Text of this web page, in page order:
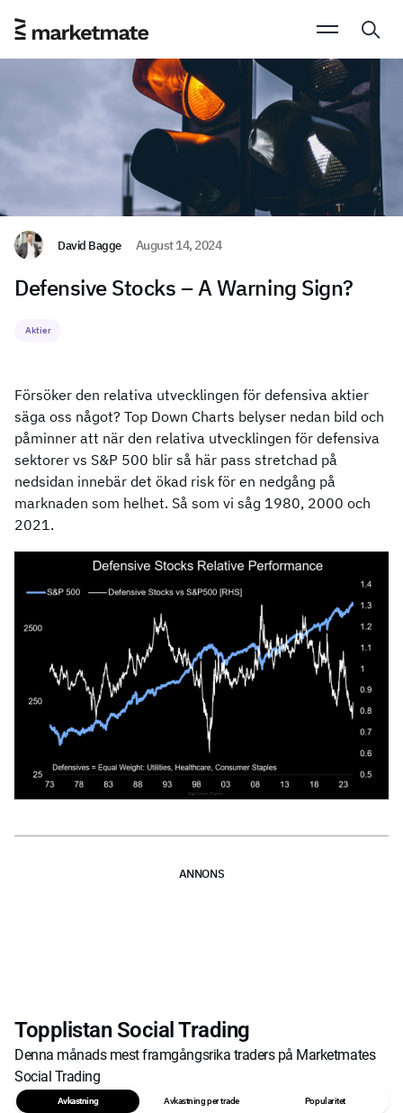
David Bagge August 14, 2024
Defensive Stocks – A Warning Sign?
Aktier
Försöker den relativa utvecklingen för defensiva aktier
säga oss något? Top Down Charts belyser nedan bild och
påminner att när den relativa utvecklingen för defensiva
sektorer vs S&P 500 blir så här pass stretchad på
nedsidan innebär det ökad risk för en nedgång på
marknaden som helhet. Så som vi såg 1980, 2000 och
2021.
ANNONS
Topplistan Social Trading
Denna månads mest framgångsrika traders på Marketmates
Social Trading
Avkastning Avkastning per trade Popularitet